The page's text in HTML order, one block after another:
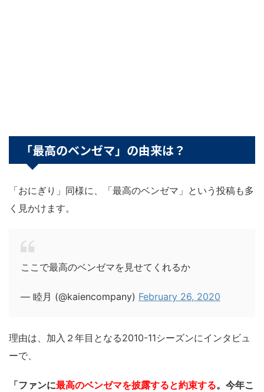
「最高のベンゼマ」の由来は？
「おにぎり」同様に、「最高のベンゼマ」という投稿も多
く見かけます。
ここで最高のベンゼマを見せてくれるか
— 睦月 (@kaiencompany) February 26, 2020
理由は、加入２年目となる2010-11シーズンにインタビュ
ーで、
「ファンに最高のベンゼマを披露すると約束する。今年こ